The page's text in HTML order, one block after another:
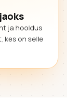
ja hooldus
kes on selle